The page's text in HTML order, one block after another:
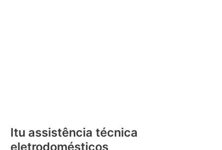
Itu assistência técnica
eletrodomésticos